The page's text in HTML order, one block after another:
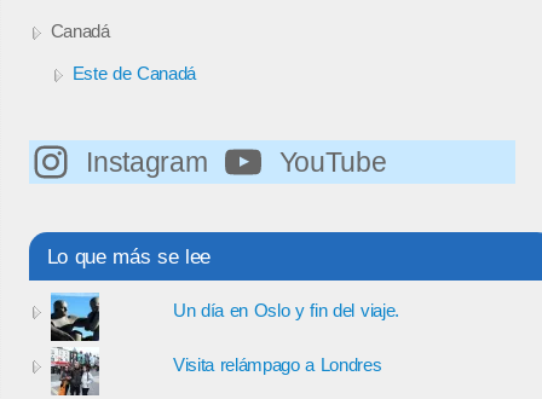
Canadá
Este de Canadá
Instagram YouTube
Lo que más se lee
Un día en Oslo y fin del viaje.
Visita relámpago a Londres